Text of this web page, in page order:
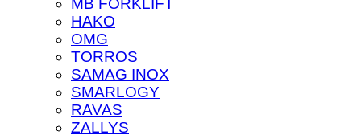
MB FORKLIFT
HAKO
OMG
TORROS
SAMAG INOX
SMARLOGY
RAVAS
ZALLYS